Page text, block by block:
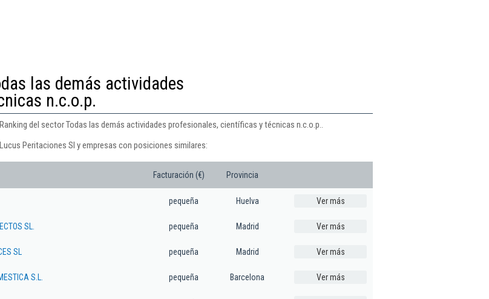
las demás actividades
n.c.o.p.
del sector Todas las demás actividades profesionales, científicas y técnicas n.c.o.p..
Peritaciones Sl y empresas con posiciones similares:
Facturación (€) Provincia
pequeña Huelva Ver más
SL. pequeña Madrid Ver más
SL pequeña Madrid Ver más
S.L. pequeña Barcelona Ver más